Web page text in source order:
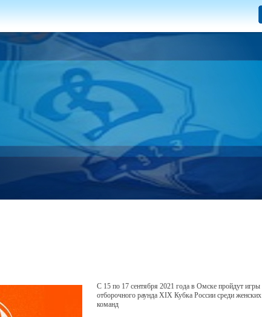
С 15 по 17 сентября 2021 года в Омске пройдут игры
отборочного раунда XIX Кубка России среди женских
команд